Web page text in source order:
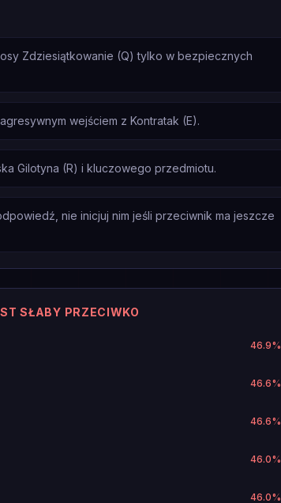
Zdziesiątkowanie (Q) tylko w bezpiecznych
wejściem z Kontratak (E).
Gilotyna (R) i kluczowego przedmiotu.
nie inicjuj nim jeśli przeciwnik ma jeszcze
SŁABY PRZECIWKO
46.9%
46.6%
46.6%
46.0%
46.0%